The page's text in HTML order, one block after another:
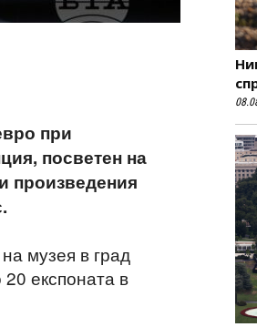
при
посветен на
произведения
музея в град
експоната в